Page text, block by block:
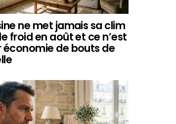
ne met jamais sa clim
froid en août et ce n’est
économie de bouts de